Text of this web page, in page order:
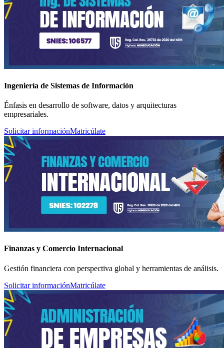
Ingeniería de Sistemas de Información
Énfasis en desarrollo de software, datos y arquitecturas
empresariales.
Solicitar informaciónMatricúlate
Finanzas y Comercio Internacional
Gestión financiera con perspectiva global y herramientas de análisis.
Solicitar informaciónMatricúlate